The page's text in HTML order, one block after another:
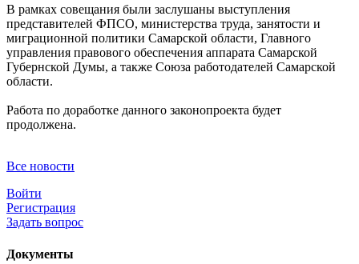
В рамках совещания были заслушаны выступления
представителей ФПСО, министерства труда, занятости и
миграционной политики Самарской области, Главного
управления правового обеспечения аппарата Самарской
Губернской Думы, а также Союза работодателей Самарской
области.
Работа по доработке данного законопроекта будет
продолжена.
Все новости
Войти
Регистрация
Задать вопрос
Документы